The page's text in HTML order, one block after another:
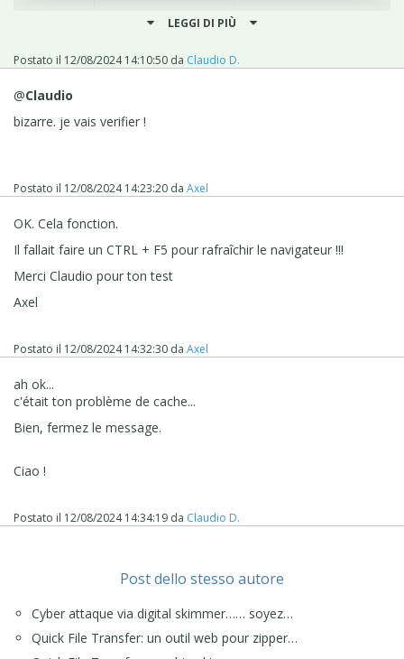
LEGGI DI PIÙ
Postato il 12/08/2024 14:10:50 da Claudio D.
@Claudio
bizarre. je vais verifier !
Postato il 12/08/2024 14:23:20 da Axel
OK. Cela fonction.
Il fallait faire un CTRL + F5 pour rafraîchir le navigateur !!!
Merci Claudio pour ton test
Axel
Postato il 12/08/2024 14:32:30 da Axel
ah ok...
c'était ton problème de cache...
Bien, fermez le message.
Ciao !
Postato il 12/08/2024 14:34:19 da Claudio D.
Post dello stesso autore
Cyber attaque via digital skimmer…… soyez…
Quick File Transfer: un outil web pour zipper…